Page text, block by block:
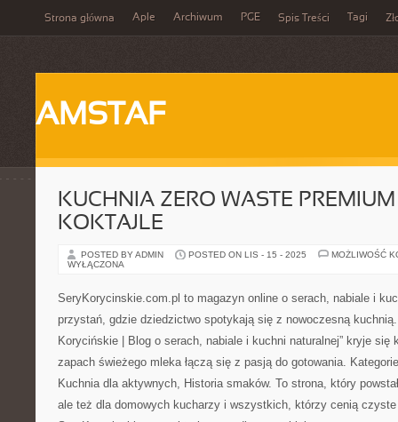
Strona główna Aple Archiwum PGE Spis Treści Tagi
AMSTAF
KUCHNIA ZERO WASTE
KOKTAJLE
POSTED BY ADMIN POSTED ON LIS - 15 - 2025
MOŻLIWOŚĆ
WYŁĄCZONA
SeryKorycinskie.com.pl to magazyn online o serach, nabiale i
przystań, gdzie dziedzictwo spotykają się z nowoczesną kuchnią.
Korycińskie | Blog o serach, nabiale i kuchni naturalnej” kryje się
zapach świeżego mleka łączą się z pasją do gotowania.
Kuchnia dla aktywnych, Historia smaków. To strona, który
ale też dla domowych kucharzy i wszystkich, którzy cenią